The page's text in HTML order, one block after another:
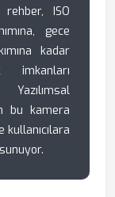
ISO
gece
kadar
bu kamera